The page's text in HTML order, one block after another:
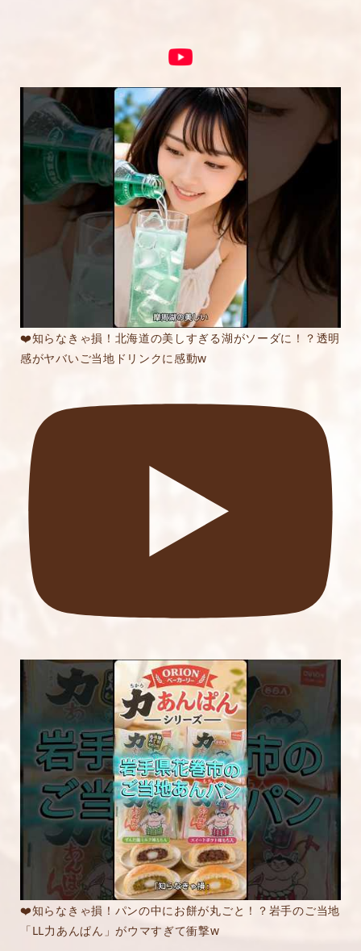
5段階評価をつけてください
★
★★
★★★
★★★★
★★★★★
内容をご確認の上、「レビューを送信する」ボ
タンから送信ください。
❤️知らなきゃ損！北海道の美しすぎる湖がソーダに！？透明
感がヤバいご当地ドリンクに感動w
❤️知らなきゃ損！パンの中にお餅が丸ごと！？岩手のご当地
「LL力あんぱん」がウマすぎて衝撃w